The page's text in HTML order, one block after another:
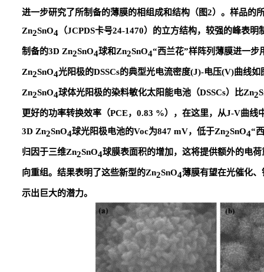
进一步研究了所制备的薄膜的相组成和结构（图2）。样品的
Zn2SnO4 （JCPDS卡号24-1470）的立方结构，较强的峰表明
制备的3D Zn2SnO4球和Zn2SnO4“西兰花”样阵列薄膜进一步
Zn2SnO4光阳极的DSSCs的典型光电流密度(J)-电压(V)曲线如
Zn2SnO4球体光阳极的染料敏化太阳能电池（DSSCs）比Zn2
更好的功率转换效率（PCE，0.83 %），在这里，从J-V曲线
3D Zn2SnO4球光阳极电池的Voc为847 mV，低于Zn2SnO4“
归因于三维Zn2SnO4球膜表面积的增加，这将提供额外的电
向重组。结果表明了这些新型的Zn2SnO4薄膜有望在光催化
示出巨大的潜力。